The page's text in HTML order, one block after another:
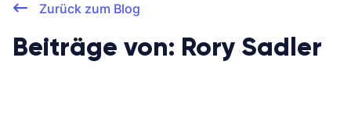
Zurück zum Blog
Beiträge von: Rory Sadler